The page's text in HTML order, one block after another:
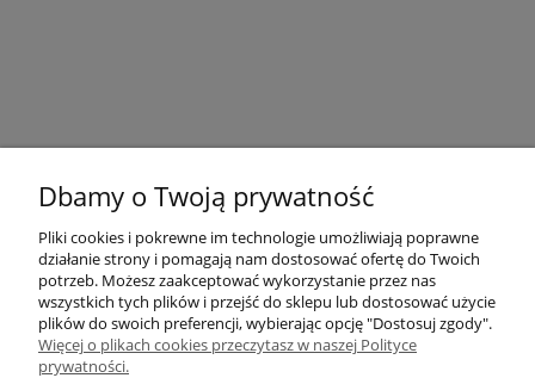
Pomoc
Moje konto
Dbamy o Twoją prywatność
Pliki cookies i pokrewne im technologie umożliwiają poprawne
działanie strony i pomagają nam dostosować ofertę do Twoich
potrzeb. Możesz zaakceptować wykorzystanie przez nas
wszystkich tych plików i przejść do sklepu lub dostosować użycie
plików do swoich preferencji, wybierając opcję "Dostosuj zgody".
Więcej o plikach cookies przeczytasz w naszej Polityce
prywatności.